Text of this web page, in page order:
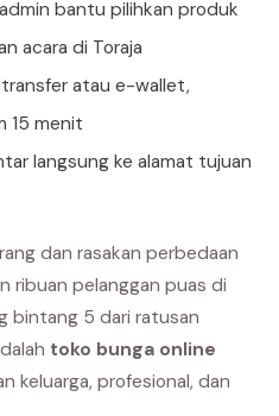
bantu pilihkan produk
acara di Toraja
atau e-wallet,
15 menit
langsung ke alamat tujuan
dan rasakan perbedaan
ribuan pelanggan puas di
bintang 5 dari ratusan
toko bunga online
keluarga, profesional, dan